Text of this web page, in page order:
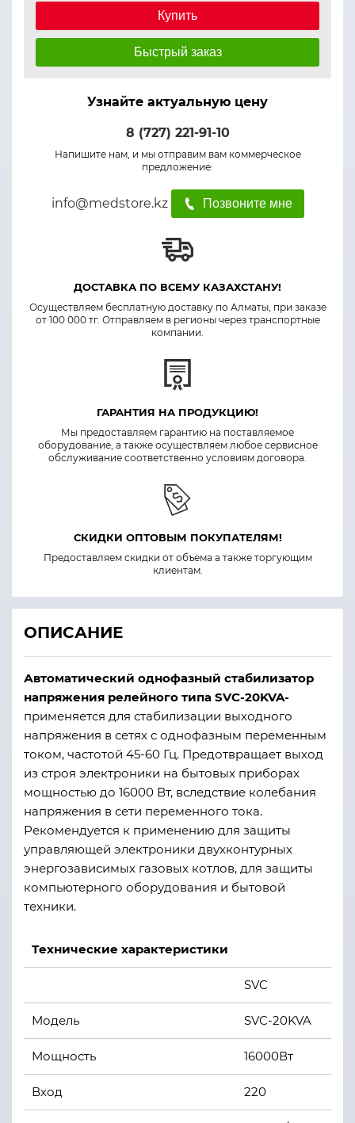
Купить
Быстрый заказ
Узнайте актуальную цену
8 (727) 221-91-10
Напишите нам, и мы отправим вам коммерческое
предложение:
info@medstore.kz Позвоните мне
ДОСТАВКА ПО ВСЕМУ КАЗАХСТАНУ!
Осуществляем бесплатную доставку по Алматы, при заказе
от 100 000 тг. Отправляем в регионы через транспортные
компании.
ГАРАНТИЯ НА ПРОДУКЦИЮ!
Мы предоставляем гарантию на поставляемое
оборудование, а также осуществляем любое сервисное
обслуживание соответственно условиям договора.
СКИДКИ ОПТОВЫМ ПОКУПАТЕЛЯМ!
Предоставляем скидки от объема а также торгующим
клиентам.
ОПИСАНИЕ
Автоматический однофазный стабилизатор
напряжения релейного типа SVC-20KVA-
применяется для стабилизации выходного
напряжения в сетях с однофазным переменным
током, частотой 45-60 Гц. Предотвращает выход
из строя электроники на бытовых приборах
мощностью до 16000 Вт, вследствие колебания
напряжения в сети переменного тока.
Рекомендуется к применению для защиты
управляющей электроники двухконтурных
энергозависимых газовых котлов, для защиты
компьютерного оборудования и бытовой
техники.
Технические характеристики
SVC
Модель SVC-20KVA
Мощность 16000Вт
Вход 220